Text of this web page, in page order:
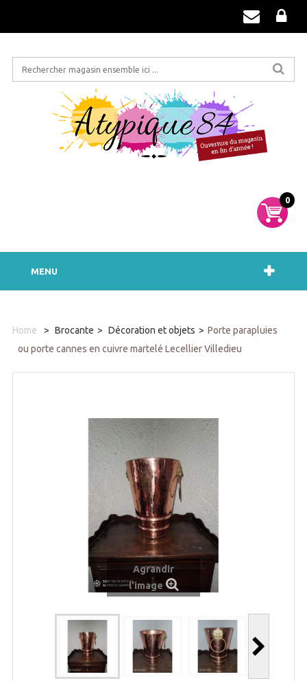
0
MENU
Home > Brocante > Décoration et objets > Porte parapluies
ou porte cannes en cuivre martelé Lecellier Villedieu
Agrandir
l'image